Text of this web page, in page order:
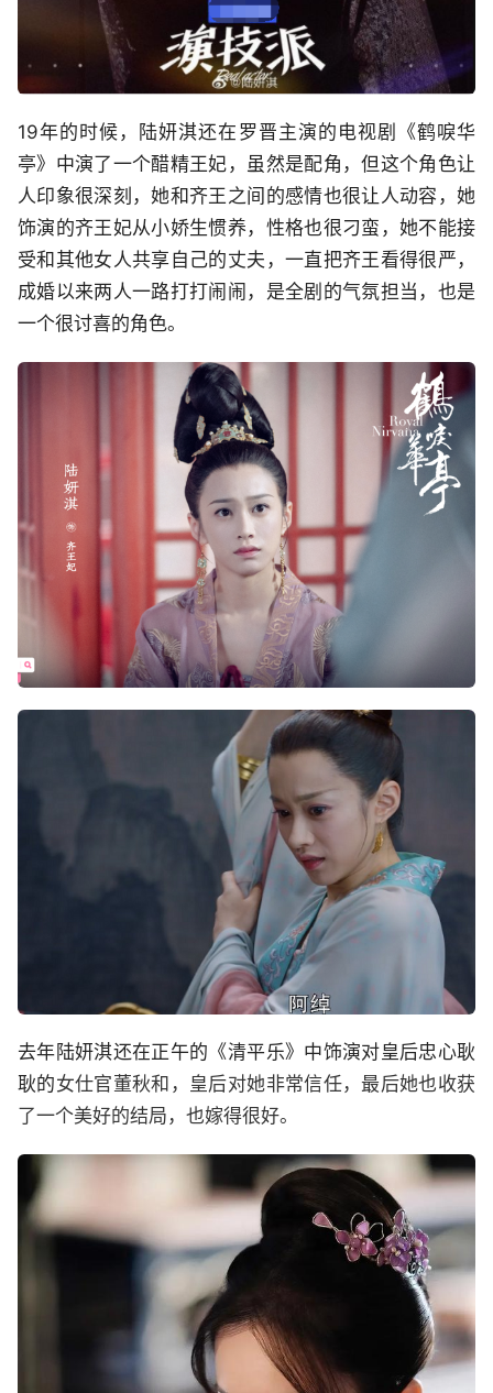
19年的时候，陆妍淇还在罗晋主演的电视剧《鹤唳华
亭》中演了一个醋精王妃，虽然是配角，但这个角色让
人印象很深刻，她和齐王之间的感情也很让人动容，她
饰演的齐王妃从小娇生惯养，性格也很刁蛮，她不能接
受和其他女人共享自己的丈夫，一直把齐王看得很严，
成婚以来两人一路打打闹闹，是全剧的气氛担当，也是
一个很讨喜的角色。
去年陆妍淇还在正午的《清平乐》中饰演对皇后忠心耿
耿的女仕官董秋和，皇后对她非常信任，最后她也收获
了一个美好的结局，也嫁得很好。